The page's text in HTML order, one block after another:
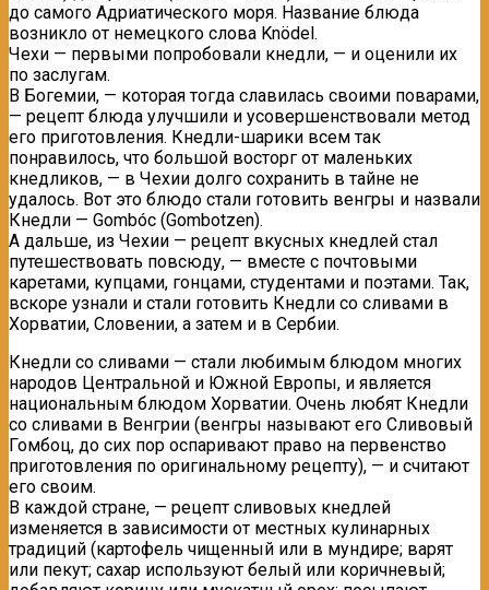
до самого Адриатического моря. Название блюда
возникло от немецкого слова Knödel.
Чехи — первыми попробовали кнедли, — и оценили их
по заслугам.
B Богемии, — которая тогда славилась своими поварами,
— рецепт блюда улучшили и усовершенствовали метод
его приготовления. Кнедли-шарики всем так
понравилось, что большой восторг от маленьких
кнедликов, — в Чехии долго сохранить в тайне не
удалось. Вот этo блюдо стали готовить венгры и назвали
Кнедли — Gombóc (Gombotzen).
А дальше, из Чехии — рецепт вкусных кнедлей стал
путешествовать повсюду, — вместе с почтовыми
каретами, купцами, гонцами, студентами и поэтами. Так,
вскоре узнали и стали готовить Кнедли со сливами в
Хорватии, Словении, а затем и в Сербии.
Кнедли со сливами — стали любимым блюдом многих
народов Центральной и Южной Европы, и является
национальным блюдом Хорватии. Oчень любят Кнедли
со сливами в Венгрии (венгры называют его Сливовый
Гомбоц, до сих пор оспаривают право на первенство
приготовления по оригинальному рецепту), — и считают
его своим.
В каждой стране, — рецепт сливовых кнедлей
изменяется в зависимости от местных кулинарных
традиций (картофель чищенный или в мундире; варят
или пекyт; сахар используют белый или коричневый;